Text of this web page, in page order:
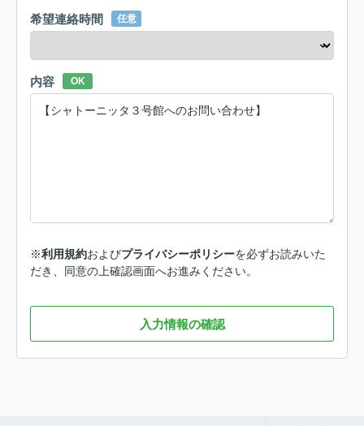
希望連絡時間 任意
内容 OK
※利用規約およびプライバシーポリシーを必ずお読みいた
だき、同意の上確認画面へお進みください。
入力情報の確認